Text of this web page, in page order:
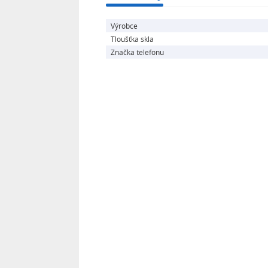
Výrobce
Tloušťka skla
Značka telefonu